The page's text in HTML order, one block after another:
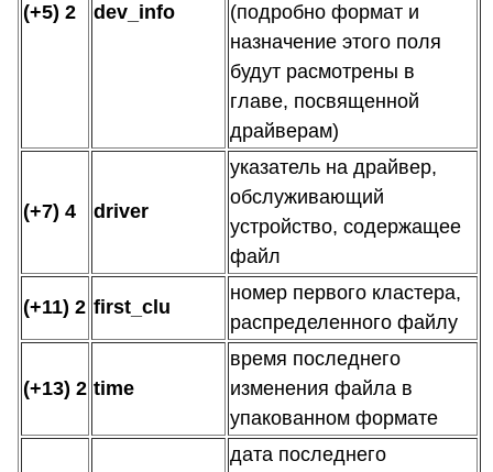
(+5) 2 dev_info
(подробно формат и
назначение этого поля
будут расмотрены в
главе, посвященной
драйверам)
(+7) 4 driver
указатель на драйвер,
обслуживающий
устройство, содержащее
файл
(+11) 2 first_clu
номер первого кластера,
распределенного файлу
(+13) 2 time
время последнего
изменения файла в
упакованном формате
дата последнего